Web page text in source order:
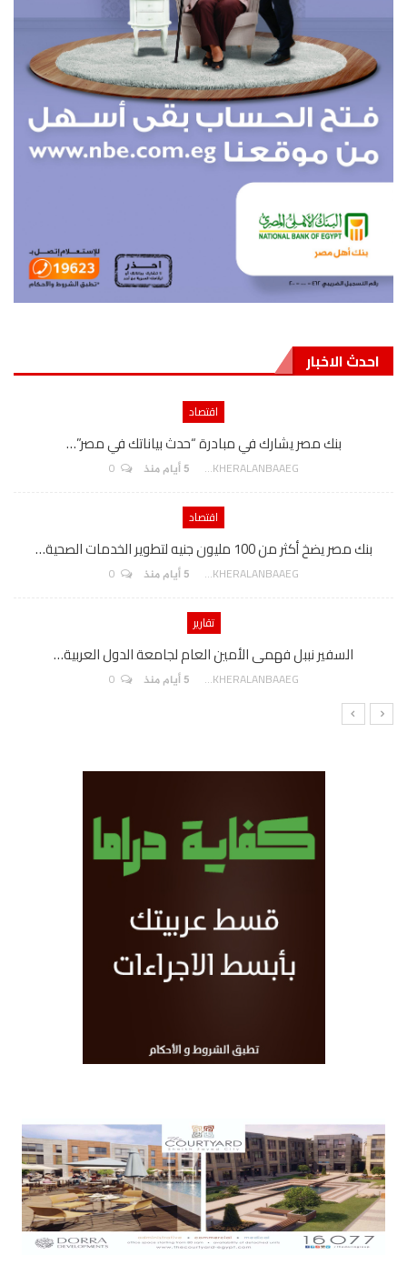
احدث الاخبار
اقتصاد
بنك مصر يشارك في مبادرة “حدث بياناتك في مصر”…
AKHERALANBAAEG 5 أيام منذ
اقتصاد
بنك مصر يضخ أكثر من 100 مليون جنيه لتطوير الخدمات الصحية…
AKHERALANBAAEG 5 أيام منذ
تقارير
السفير نببل فهمى الأمين العام لجامعة الدول العربية…
AKHERALANBAAEG 5 أيام منذ